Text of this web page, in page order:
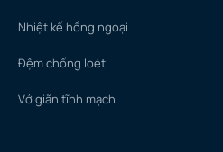
Nhiệt kế hồng ngoại
Đệm chống loét
Vớ giãn tĩnh mạch